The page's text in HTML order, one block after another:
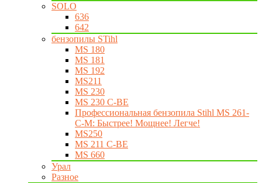
SOLO
636
642
бензопилы STihl
MS 180
MS 181
MS 192
MS211
MS 230
MS 230 C-BE
Профессиональная бензопила Stihl MS 261-
C-M: Быстрее! Мощнее! Легче!
MS250
MS 211 C-BE
MS 660
Урал
Разное